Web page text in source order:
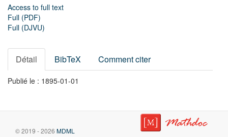
Access to full text
Full (PDF)
Full (DJVU)
Détail BibTeX Comment citer
Publié le : 1895-01-01
© 2019 - 2026 MDML